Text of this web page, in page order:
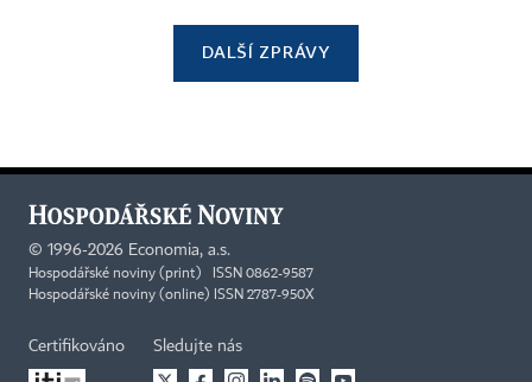
DALŠÍ ZPRÁVY
© 1996-2026 Economia, a.s.
Hospodářské noviny (print) ISSN 0862-9587
Hospodářské noviny (online) ISSN 2787-950X
Certifikováno Sledujte nás